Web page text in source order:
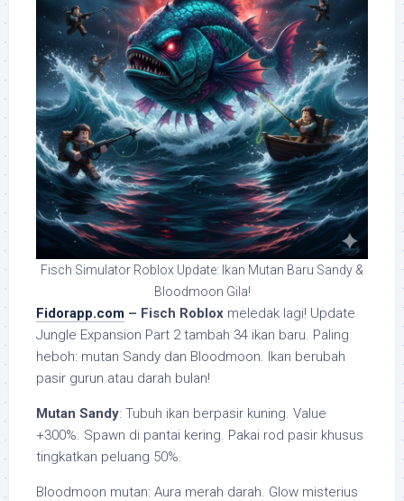
Fisch Simulator Roblox Update: Ikan Mutan Baru Sandy &
Bloodmoon Gila!
Fidorapp.com – Fisch Roblox meledak lagi! Update
Jungle Expansion Part 2 tambah 34 ikan baru. Paling
heboh: mutan Sandy dan Bloodmoon. Ikan berubah
pasir gurun atau darah bulan!
Mutan Sandy: Tubuh ikan berpasir kuning. Value
+300%. Spawn di pantai kering. Pakai rod pasir khusus
tingkatkan peluang 50%.
Bloodmoon mutan: Aura merah darah. Glow misterius